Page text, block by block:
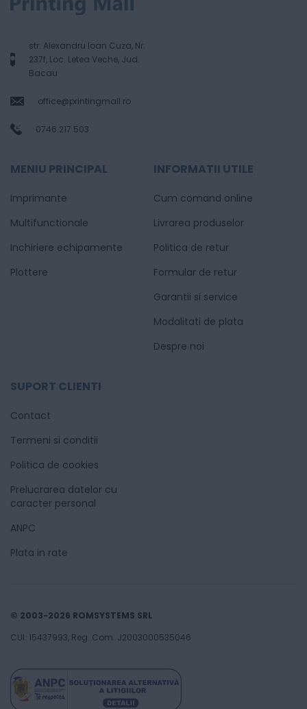
str. Alexandru Ioan Cuza, Nr.
237f, Loc. Letea Veche, Jud.
Bacau
office@printingmall.ro
0746.217.503
MENIU PRINCIPAL
Imprimante
Multifunctionale
Inchiriere echipamente
Plottere
INFORMATII UTILE
Cum comand online
Livrarea produselor
Politica de retur
Formular de retur
Garantii si service
Modalitati de plata
Despre noi
SUPORT CLIENTI
Contact
Termeni si conditii
Politica de cookies
Prelucrarea datelor cu
caracter personal
ANPC
Plata in rate
© 2003-2026 ROMSYSTEMS SRL
CUI: 15437993, Reg. Com. J2003000535046